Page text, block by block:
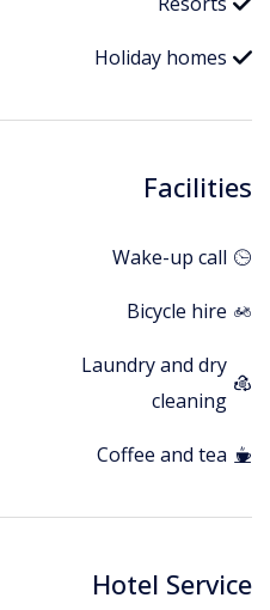
Holiday homes
Facilities
Wake-up call
Bicycle hire
Laundry and dry
cleaning
Coffee and tea
Hotel Service